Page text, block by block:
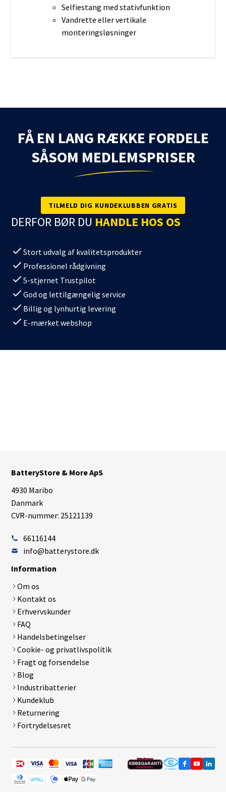
Selfiestang med stativfunktion
Vandrette eller vertikale
monteringsløsninger
FÅ EN LANG RÆKKE FORDELE
SÅSOM MEDLEMSPRISER
TILMELD DIG KUNDEKLUBBEN GRATIS
DERFOR BØR DU HANDLE HOS OS
Stort udvalg af kvalitetsprodukter
Professionel rådgivning
5-stjernet Trustpilot
God og lettilgængelig service
Billig og lynhurtig levering
E-mærket webshop
BatteryStore & More ApS
4930 Maribo
Danmark
CVR-nummer: 25121139
66116144
info@batterystore.dk
Information
Om os
Kontakt os
Erhvervskunder
FAQ
Handelsbetingelser
Cookie- og privatlivspolitik
Fragt og forsendelse
Blog
Industribatterier
Kundeklub
Returnering
Fortrydelsesret